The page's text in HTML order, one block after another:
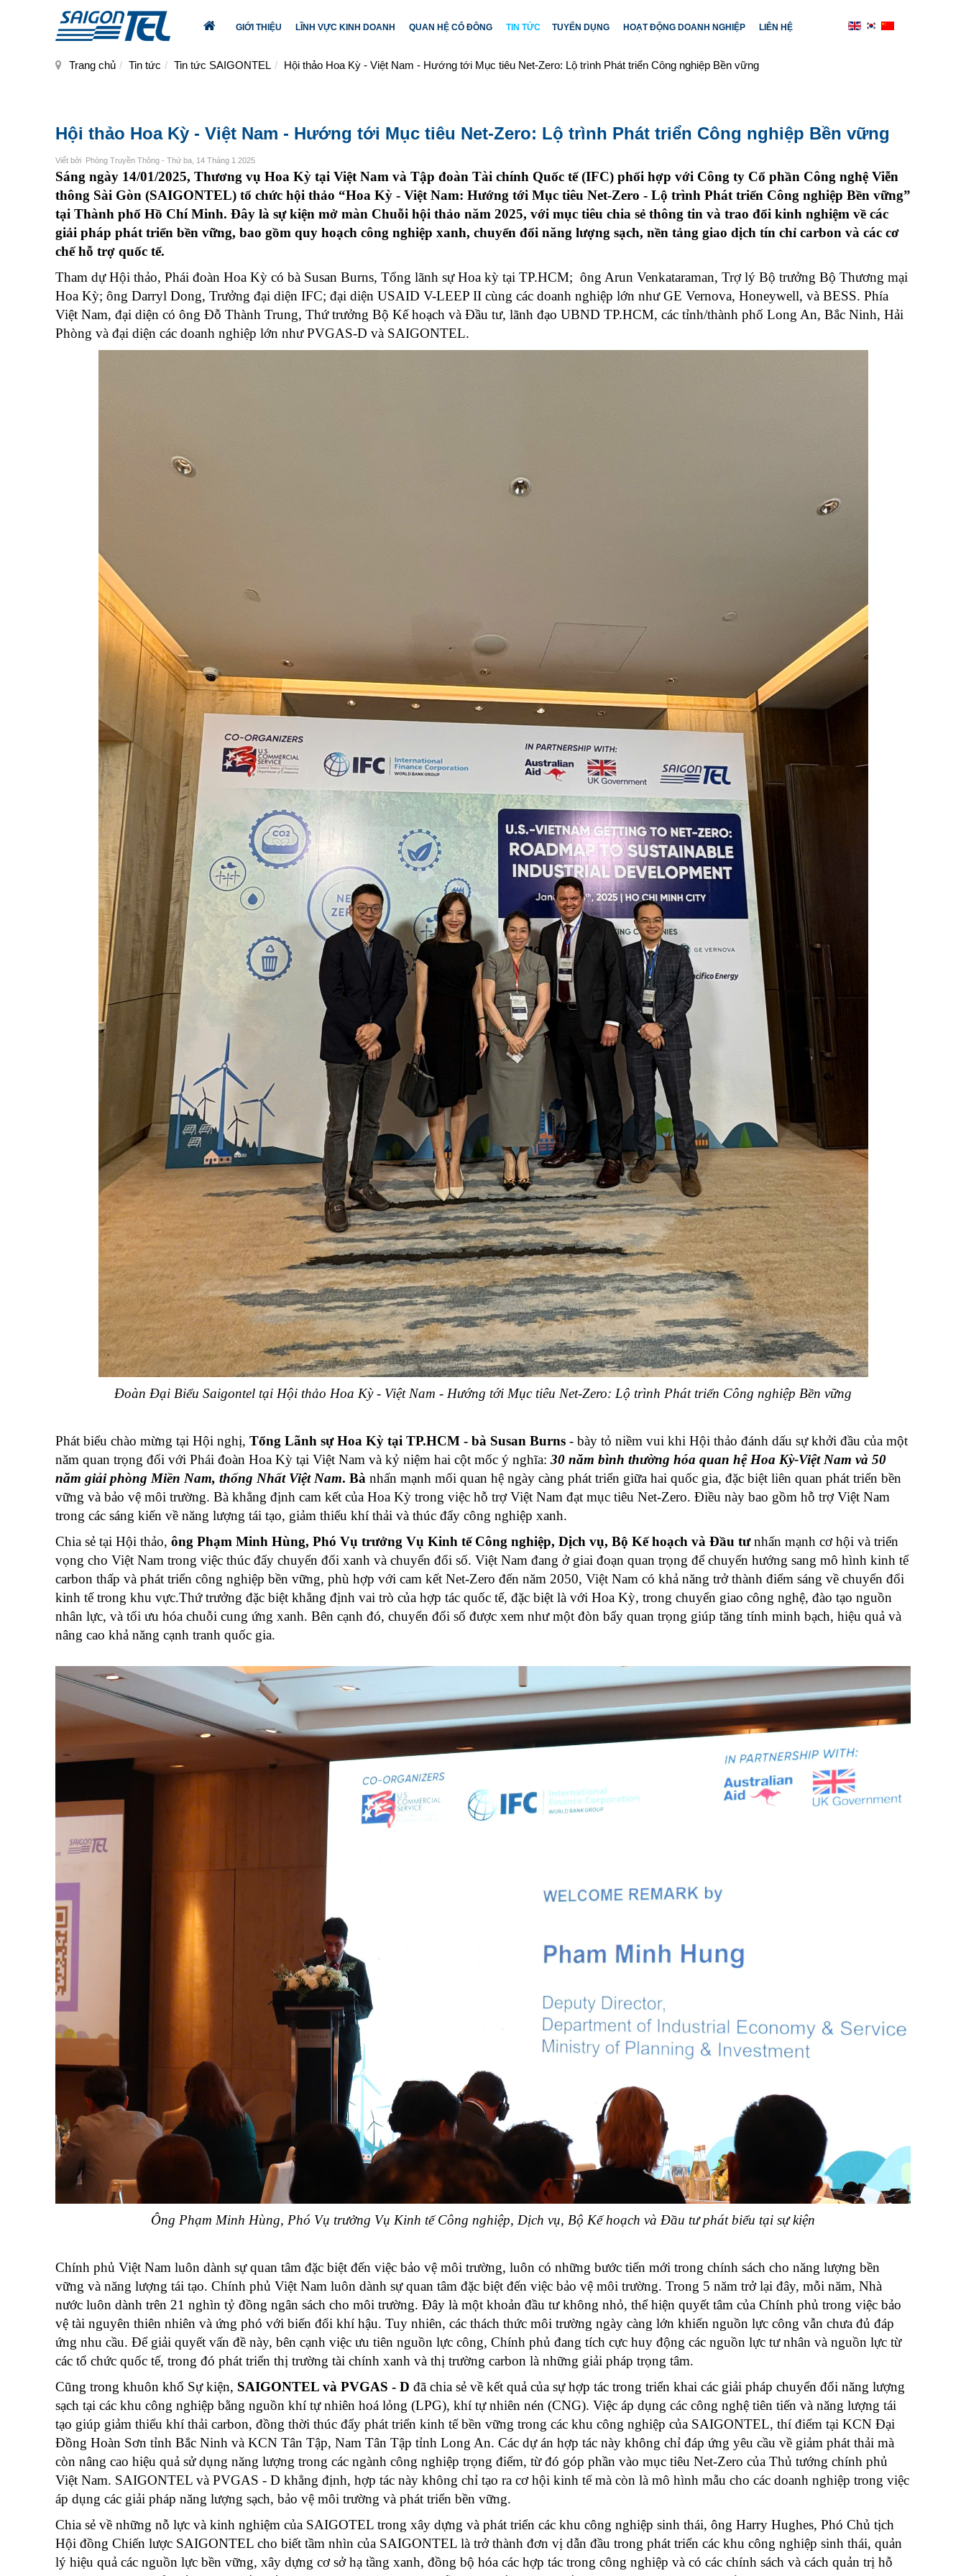
GIỚI THIỆU LĨNH VỰC KINH DOANH QUAN HỆ CỔ ĐÔNG TIN TỨC TUYỂN DỤNG HOẠT ĐỘNG DOANH NGHIỆP LIÊN HỆ
Trang chủ Tin tức Tin tức SAIGONTEL Hội thảo Hoa Kỳ - Việt Nam - Hướng tới Mục tiêu Net-Zero: Lộ trình Phát triển Công nghiệp Bền vững
Hội thảo Hoa Kỳ - Việt Nam - Hướng tới Mục tiêu Net-Zero: Lộ trình Phát triển Công nghiệp Bền vững
Viết bởi Phòng Truyền Thông - Thứ ba, 14 Tháng 1 2025
Sáng ngày 14/01/2025, Thương vụ Hoa Kỳ tại Việt Nam và Tập đoàn Tài chính Quốc tế (IFC) phối hợp với Công ty Cổ phần Công nghệ Viễn
thông Sài Gòn (SAIGONTEL) tổ chức hội thảo “Hoa Kỳ - Việt Nam: Hướng tới Mục tiêu Net-Zero - Lộ trình Phát triển Công nghiệp Bền vững”
tại Thành phố Hồ Chí Minh. Đây là sự kiện mở màn Chuỗi hội thảo năm 2025, với mục tiêu chia sẻ thông tin và trao đổi kinh nghiệm về các
giải pháp phát triển bền vững, bao gồm quy hoạch công nghiệp xanh, chuyển đổi năng lượng sạch, nền tảng giao dịch tín chỉ carbon và các cơ
chế hỗ trợ quốc tế.
Tham dự Hội thảo, Phái đoàn Hoa Kỳ có bà Susan Burns, Tổng lãnh sự Hoa kỳ tại TP.HCM; ông Arun Venkataraman, Trợ lý Bộ trưởng Bộ Thương mại
Hoa Kỳ; ông Darryl Dong, Trưởng đại diện IFC; đại diện USAID V-LEEP II cùng các doanh nghiệp lớn như GE Vernova, Honeywell, và BESS. Phía
Việt Nam, đại diện có ông Đỗ Thành Trung, Thứ trưởng Bộ Kế hoạch và Đầu tư, lãnh đạo UBND TP.HCM, các tỉnh/thành phố Long An, Bắc Ninh, Hải
Phòng và đại diện các doanh nghiệp lớn như PVGAS-D và SAIGONTEL.
Đoàn Đại Biểu Saigontel tại Hội thảo Hoa Kỳ - Việt Nam - Hướng tới Mục tiêu Net-Zero: Lộ trình Phát triển Công nghiệp Bền vững
Phát biểu chào mừng tại Hội nghị, Tổng Lãnh sự Hoa Kỳ tại TP.HCM - bà Susan Burns - bày tỏ niềm vui khi Hội thảo đánh dấu sự khởi đầu của một
năm quan trọng đối với Phái đoàn Hoa Kỳ tại Việt Nam và kỷ niệm hai cột mốc ý nghĩa: 30 năm bình thường hóa quan hệ Hoa Kỳ-Việt Nam và 50
năm giải phòng Miền Nam, thống Nhất Việt Nam. Bà nhấn mạnh mối quan hệ ngày càng phát triển giữa hai quốc gia, đặc biệt liên quan phát triển bền
vững và bảo vệ môi trường. Bà khẳng định cam kết của Hoa Kỳ trong việc hỗ trợ Việt Nam đạt mục tiêu Net-Zero. Điều này bao gồm hỗ trợ Việt Nam
trong các sáng kiến về năng lượng tái tạo, giảm thiểu khí thải và thúc đẩy công nghiệp xanh.
Chia sẻ tại Hội thảo, ông Phạm Minh Hùng, Phó Vụ trưởng Vụ Kinh tế Công nghiệp, Dịch vụ, Bộ Kế hoạch và Đầu tưnhấn mạnh cơ hội và triển
vọng cho Việt Nam trong việc thúc đẩy chuyển đổi xanh và chuyển đổi số. Việt Nam đang ở giai đoạn quan trọng để chuyển hướng sang mô hình kinh tế
carbon thấp và phát triển công nghiệp bền vững, phù hợp với cam kết Net-Zero đến năm 2050, Việt Nam có khả năng trở thành điểm sáng về chuyển đổi
kinh tế trong khu vực.Thứ trưởng đặc biệt khẳng định vai trò của hợp tác quốc tế, đặc biệt là với Hoa Kỳ, trong chuyển giao công nghệ, đào tạo nguồn
nhân lực, và tối ưu hóa chuỗi cung ứng xanh. Bên cạnh đó, chuyển đổi số được xem như một đòn bẩy quan trọng giúp tăng tính minh bạch, hiệu quả và
nâng cao khả năng cạnh tranh quốc gia.
Ông Phạm Minh Hùng, Phó Vụ trưởng Vụ Kinh tế Công nghiệp, Dịch vụ, Bộ Kế hoạch và Đầu tư phát biểu tại sự kiện
Chính phủ Việt Nam luôn dành sự quan tâm đặc biệt đến việc bảo vệ môi trường, luôn có những bước tiến mới trong chính sách cho năng lượng bền
vững và năng lượng tái tạo. Chính phủ Việt Nam luôn dành sự quan tâm đặc biệt đến việc bảo vệ môi trường. Trong 5 năm trở lại đây, mỗi năm, Nhà
nước luôn dành trên 21 nghìn tỷ đồng ngân sách cho môi trường. Đây là một khoản đầu tư không nhỏ, thể hiện quyết tâm của Chính phủ trong việc bảo
vệ tài nguyên thiên nhiên và ứng phó với biến đổi khí hậu. Tuy nhiên, các thách thức môi trường ngày càng lớn khiến nguồn lực công vẫn chưa đủ đáp
ứng nhu cầu. Để giải quyết vấn đề này, bên cạnh việc ưu tiên nguồn lực công, Chính phủ đang tích cực huy động các nguồn lực tư nhân và nguồn lực từ
các tổ chức quốc tế, trong đó phát triển thị trường tài chính xanh và thị trường carbon là những giải pháp trọng tâm.
Cũng trong khuôn khổ Sự kiện, SAIGONTEL và PVGAS - D đã chia sẻ về kết quả của sự hợp tác trong triển khai các giải pháp chuyển đổi năng lượng
sạch tại các khu công nghiệp bằng nguồn khí tự nhiên hoá lỏng (LPG), khí tự nhiên nén (CNG). Việc áp dụng các công nghệ tiên tiến và năng lượng tái
tạo giúp giảm thiểu khí thải carbon, đồng thời thúc đẩy phát triển kinh tế bền vững trong các khu công nghiệp của SAIGONTEL, thí điểm tại KCN Đại
Đồng Hoàn Sơn tỉnh Bắc Ninh và KCN Tân Tập, Nam Tân Tập tỉnh Long An. Các dự án hợp tác này không chỉ đáp ứng yêu cầu về giảm phát thải mà
còn nâng cao hiệu quả sử dụng năng lượng trong các ngành công nghiệp trọng điểm, từ đó góp phần vào mục tiêu Net-Zero của Thủ tướng chính phủ
Việt Nam. SAIGONTEL và PVGAS - D khẳng định, hợp tác này không chỉ tạo ra cơ hội kinh tế mà còn là mô hình mẫu cho các doanh nghiệp trong việc
áp dụng các giải pháp năng lượng sạch, bảo vệ môi trường và phát triển bền vững.
Chia sẻ về những nỗ lực và kinh nghiệm của SAIGOTEL trong xây dựng và phát triển các khu công nghiệp sinh thái, ông Harry Hughes, Phó Chủ tịch
Hội đồng Chiến lược SAIGONTEL cho biết tầm nhìn của SAIGONTEL là trở thành đơn vị dẫn đầu trong phát triển các khu công nghiệp sinh thái, quản
lý hiệu quả các nguồn lực bền vững, xây dựng cơ sở hạ tầng xanh, đồng bộ hóa các hợp tác trong công nghiệp và có các chính sách và cách quản trị hỗ